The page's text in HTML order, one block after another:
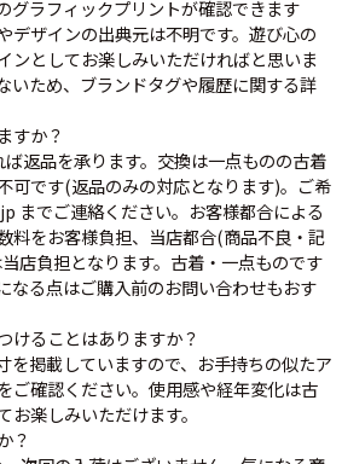
グラフィックプリントが確認できます
デザインの出典元は不明です。遊び心の
ンとしてお楽しみいただければと思いま
いため、ブランドタグや履歴に関する詳
すか？
返品を承ります。交換は一点ものの古着
可です(返品のみの対応となります)。ご希
までご連絡ください。お客様都合による
料をお客様負担、当店都合(商品不良・記
店負担となります。古着・一点ものです
なる点はご購入前のお問い合わせもおす
けることはありますか？
を掲載していますので、お手持ちの似たア
ご確認ください。使用感や経年変化は古
楽しみいただけます。
？